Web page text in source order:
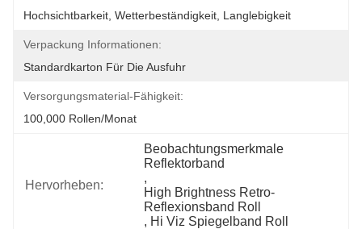
Hochsichtbarkeit, Wetterbeständigkeit, Langlebigkeit
Verpackung Informationen:
Standardkarton Für Die Ausfuhr
Versorgungsmaterial-Fähigkeit:
100,000 Rollen/Monat
Hervorheben:
Beobachtungsmerkmale
Reflektorband
,
High Brightness Retro-
Reflexionsband Roll
, Hi Viz Spiegelband Roll